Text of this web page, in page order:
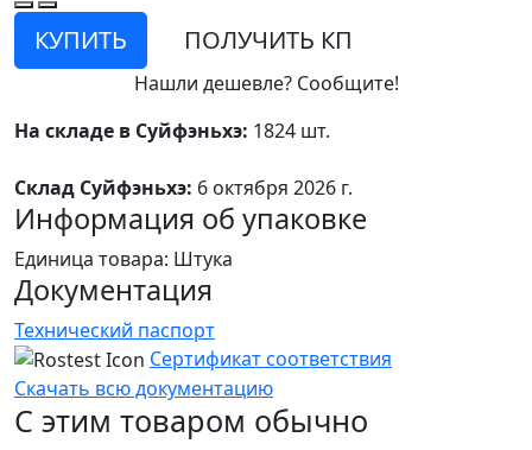
КУПИТЬ ПОЛУЧИТЬ КП
Нашли дешевле? Сообщите!
На складе в Суйфэньхэ: 1824 шт.
Склад Суйфэньхэ: 6 октября 2026 г.
Информация об упаковке
Единица товара: Штука
Документация
Технический паспорт
Сертификат соответствия
Скачать всю документацию
С этим товаром обычно